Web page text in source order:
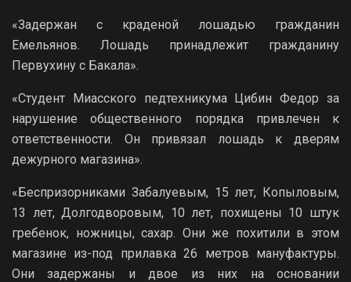
«Задержан с краденой лошадью гражданин
Емельянов. Лошадь принадлежит гражданину
Первухину с Бакала».
«Студент Миасского педтехникума Цибин Федор за
нарушение общественного порядка привлечен к
ответственности. Он привязал лошадь к дверям
дежурного магазина».
«Беспризорниками Забалуевым, 15 лет, Копыловым,
13 лет, Долгодворовым, 10 лет, похищены 10 штук
гребенок, ножницы, сахар. Они же похитили в этом
магазине из-под прилавка 26 метров мануфактуры.
Они задержаны и двое из них на основании